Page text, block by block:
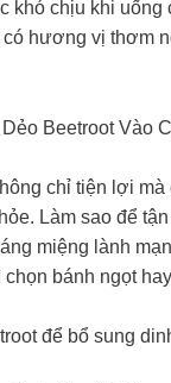
khó chịu khi
hương vị thơm
Beetroot Vào
chỉ tiện lợi
Làm sao để
miệng lành
bánh ngọt
để bổ sung